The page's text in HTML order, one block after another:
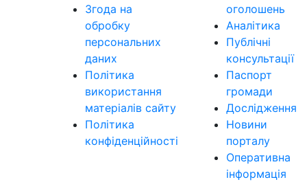
Згода на
обробку
персональних
даних
Політика
використання
матеріалів сайту
Політика
конфіденційності
оголошень
Аналітика
Публічні
консультації
Паспорт
громади
Дослідження
Новини
порталу
Оперативна
інформація